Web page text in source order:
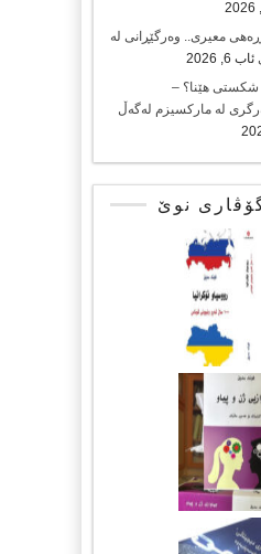
معیری.. وەرگێڕانی لە
ئاب 6, 2026
هێنا؟ –
لە مارکسیزم لەگەڵ
نوێ